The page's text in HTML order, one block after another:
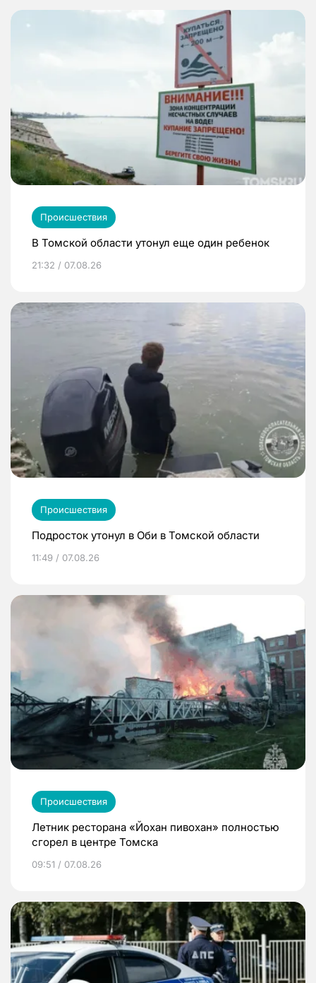
Происшествия
В Томской области утонул еще один ребенок
21:32 / 07.08.26
Происшествия
Подросток утонул в Оби в Томской области
11:49 / 07.08.26
Происшествия
Летник ресторана «Йохан пивохан» полностью
сгорел в центре Томска
09:51 / 07.08.26